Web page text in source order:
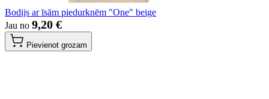
Bodijs ar īsām piedurknēm "One" beige
Jau no 9,20 €
Pievienot grozam